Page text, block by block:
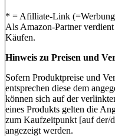
* = Afilliate-Link
Als Amazon-Partner
Käufen.
Hinweis zu Preisen und
Sofern Produktpreise und
entsprechen diese dem
können sich auf der
eines Produkts gelten die
zum Kaufzeitpunkt [auf der/
angezeigt werden.